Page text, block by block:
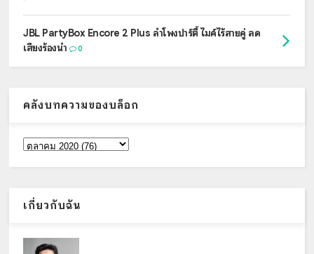
JBL PartyBox Encore 2 Plus ลำโพงปาร์ตี้ ไมค์ไร้สายคู่ ลด
เสียงร้องนำ
0
คลังบทความของบล็อก
เกี่ยวกับฉัน